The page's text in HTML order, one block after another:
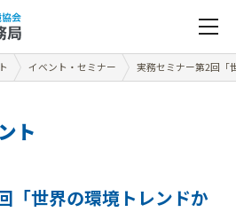
イベント・セミナー 実務セミナー第2回「
ン ト
「世界の環境トレンドか